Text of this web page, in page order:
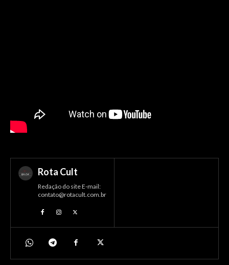
Rota Cult
Redação do site E-mail:
contato@rotacult.com.br